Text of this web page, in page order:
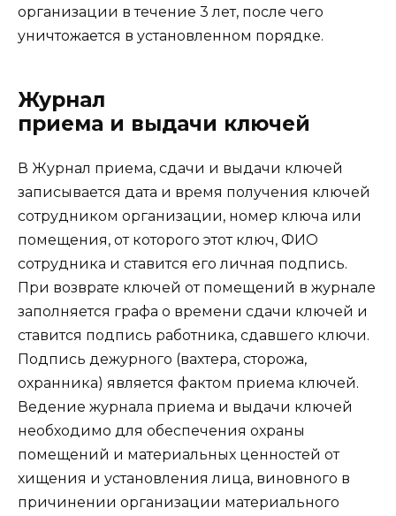
организации в течение 3 лет, после чего
уничтожается в установленном порядке.
Журнал
приема и выдачи ключей
В Журнал приема, сдачи и выдачи ключей
записывается дата и время получения ключей
сотрудником организации, номер ключа или
помещения, от которого этот ключ, ФИО
сотрудника и ставится его личная подпись.
При возврате ключей от помещений в журнале
заполняется графа о времени сдачи ключей и
ставится подпись работника, сдавшего ключи.
Подпись дежурного (вахтера, сторожа,
охранника) является фактом приема ключей.
Ведение журнала приема и выдачи ключей
необходимо для обеспечения охраны
помещений и материальных ценностей от
хищения и установления лица, виновного в
причинении организации материального